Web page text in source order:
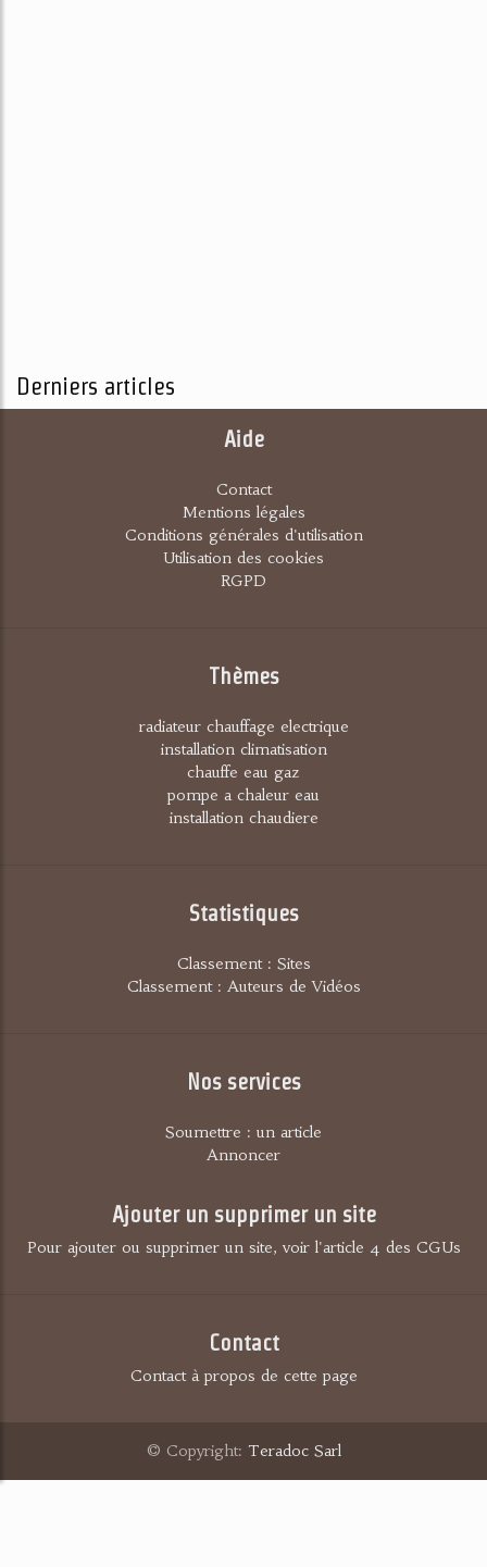
Derniers articles
Aide
Contact
Mentions légales
Conditions générales d'utilisation
Utilisation des cookies
RGPD
Thèmes
radiateur chauffage electrique
installation climatisation
chauffe eau gaz
pompe a chaleur eau
installation chaudiere
Statistiques
Classement : Sites
Classement : Auteurs de Vidéos
Nos services
Soumettre : un article
Annoncer
Ajouter un supprimer un site
Pour ajouter ou supprimer un site, voir l'article 4 des CGUs
Contact
Contact à propos de cette page
© Copyright: Teradoc Sarl